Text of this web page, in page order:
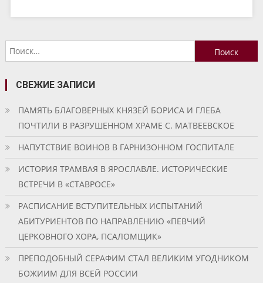
Найти:
СВЕЖИЕ ЗАПИСИ
ПАМЯТЬ БЛАГОВЕРНЫХ КНЯЗЕЙ БОРИСА И ГЛЕБА
ПОЧТИЛИ В РАЗРУШЕННОМ ХРАМЕ С. МАТВЕЕВСКОЕ
НАПУТСТВИЕ ВОИНОВ В ГАРНИЗОННОМ ГОСПИТАЛЕ
ИСТОРИЯ ТРАМВАЯ В ЯРОСЛАВЛЕ. ИСТОРИЧЕСКИЕ
ВСТРЕЧИ В «СТАВРОСЕ»
РАСПИСАНИЕ ВСТУПИТЕЛЬНЫХ ИСПЫТАНИЙ
АБИТУРИЕНТОВ ПО НАПРАВЛЕНИЮ «ПЕВЧИЙ
ЦЕРКОВНОГО ХОРА, ПСАЛОМЩИК»
ПРЕПОДОБНЫЙ СЕРАФИМ СТАЛ ВЕЛИКИМ УГОДНИКОМ
БОЖИИМ ДЛЯ ВСЕЙ РОССИИ